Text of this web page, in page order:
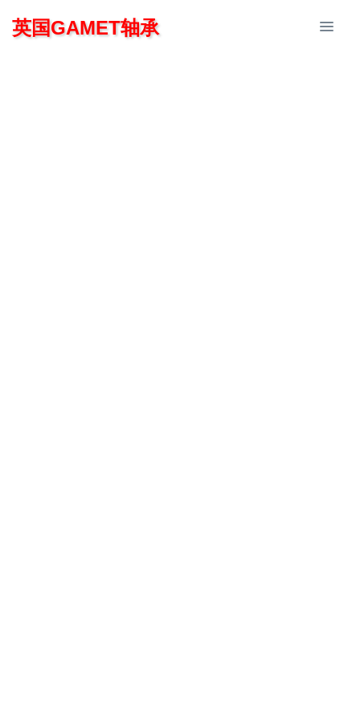
英国GAMET轴承